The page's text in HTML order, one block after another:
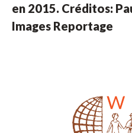
en 2015. Créditos:
Images Reportage